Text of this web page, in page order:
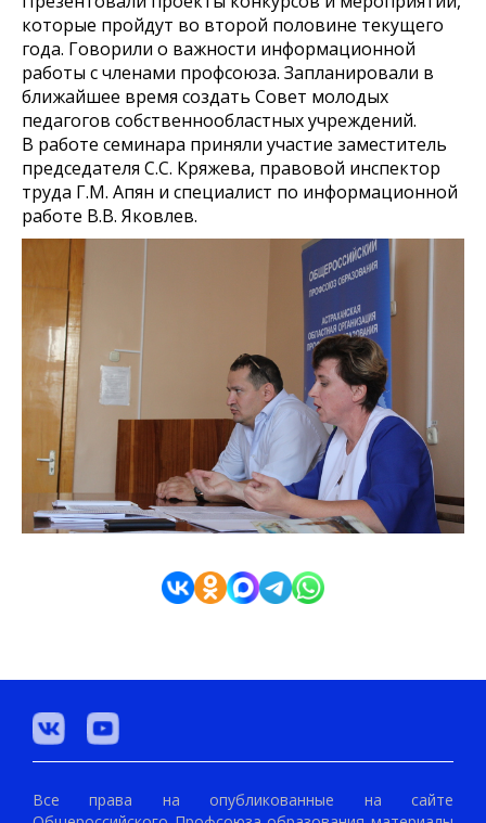
которые пройдут во второй половине текущего
года. Говорили о важности информационной
работы с членами профсоюза. Запланировали в
ближайшее время создать Совет молодых
педагогов собственнообластных учреждений.
В работе семинара приняли участие заместитель
председателя С.С. Кряжева, правовой инспектор
труда Г.М. Апян и специалист по информационной
работе В.В. Яковлев.
Все права на опубликованные на сайте